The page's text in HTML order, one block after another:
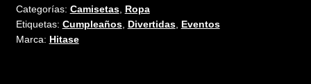
Categorías: Camisetas, Ropa
Etiquetas: Cumpleaños, Divertidas, Eventos
Marca: Hitase